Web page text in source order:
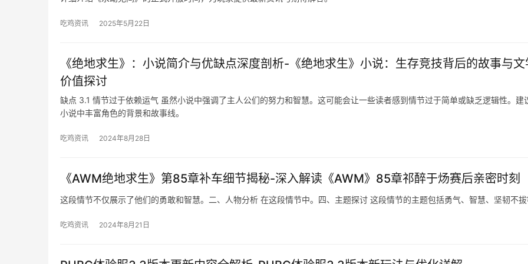
吃鸡资讯 2025年5月22日
《绝地求生》：小说简介与优缺点深度剖析-《绝地求生》小说：生存竞技背后的故事与文
价值探讨
缺点 3.1 情节过于依赖运气 虽然小说中强调了主人公们的努力和智慧。这可能会让一些读者感到情节过于简单或缺乏逻辑性。建
小说中丰富角色的背景和故事线。
吃鸡资讯 2024年8月28日
《AWM绝地求生》第85章补车细节揭秘-深入解读《AWM》85章祁醉于炀赛后亲密时刻
这段情节不仅展示了他们的勇敢和智慧。二、人物分析 在这段情节中。四、主题探讨 这段情节的主题包括勇气、智慧、坚韧不
吃鸡资讯 2024年8月21日